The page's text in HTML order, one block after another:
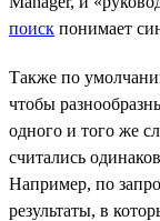
поиск понимает
Также по
чтобы
одного и того же
считались
Например, по
результаты, в